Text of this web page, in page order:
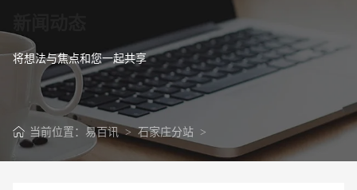
将想法与焦点和您一起共享
当前位置： 易百讯>石家庄分站>